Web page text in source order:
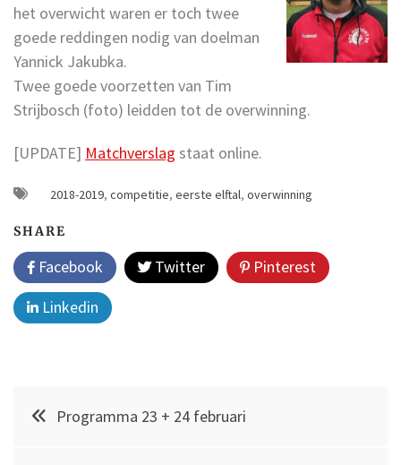
het overwicht waren er toch twee
goede reddingen nodig van doelman
Yannick Jakubka.
Twee goede voorzetten van Tim
Strijbosch (foto) leidden tot de overwinning.
[UPDATE] Matchverslag staat online.
2018-2019, competitie, eerste elftal, overwinning
SHARE
Facebook Twitter
Pinterest
Linkedin
Post Programma 23 + 24 februari